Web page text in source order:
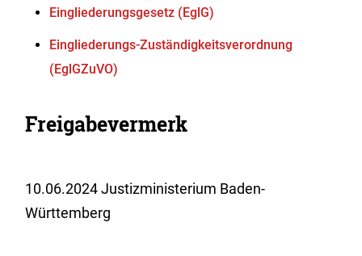
Eingliederungsgesetz (EglG)
Eingliederungs-Zuständigkeitsverordnung
(EglGZuVO)
Freigabevermerk
10.06.2024 Justizministerium Baden-
Württemberg